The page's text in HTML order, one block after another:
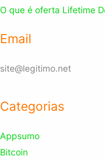
O que é oferta Lifetime
Email
site@legitimo.net
Categorias
Appsumo
Bitcoin